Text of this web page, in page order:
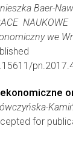
Baer-
we
for